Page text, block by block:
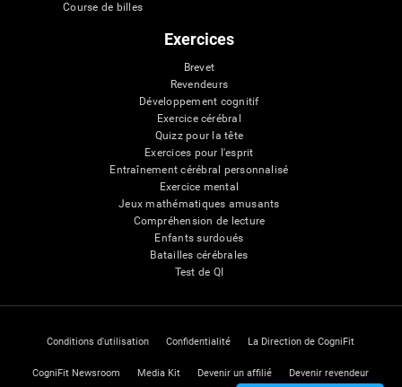
Course de billes
Exercices
Brevet
Revendeurs
Développement cognitif
Exercice cérébral
Quizz pour la tête
Exercices pour l'esprit
Entraînement cérébral personnalisé
Exercice mental
Jeux mathématiques amusants
Compréhension de lecture
Enfants surdoués
Batailles cérébrales
Test de QI
Conditions d'utilisation Confidentialité La Direction de CogniFit
CogniFit Newsroom Media Kit Devenir un affilié Devenir revendeur